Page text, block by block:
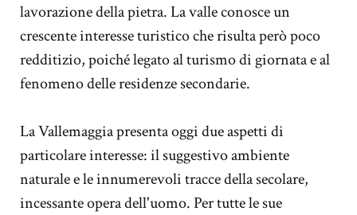
lavorazione della pietra. La valle conosce un
crescente interesse turistico che risulta però poco
redditizio, poiché legato al turismo di giornata e al
fenomeno delle residenze secondarie.
La Vallemaggia presenta oggi due aspetti di
particolare interesse: il suggestivo ambiente
naturale e le innumerevoli tracce della secolare,
incessante opera dell'uomo. Per tutte le sue